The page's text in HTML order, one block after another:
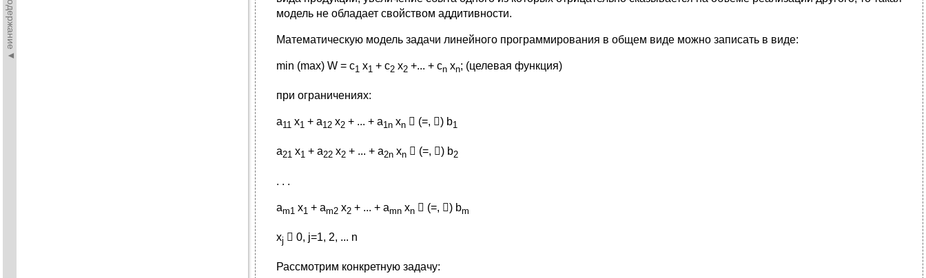
◄Содержание◄
модель не обладает свойством аддитивности.
Математическую модель задачи линейного программирования в общем виде можно записать в виде:
min (max) W = c1 x1 + c2 x2 +... + cn xn; (целевая функция)
при ограничениях:
a11 x1 + a12 x2 + ... + a1n xn  (=, ) b1
a21 x1 + a22 x2 + ... + a2n xn  (=, ) b2
. . .
am1 x1 + am2 x2 + ... + amn xn  (=, ) bm
xj  0, j=1, 2, ... n
Рассмотрим конкретную задачу: